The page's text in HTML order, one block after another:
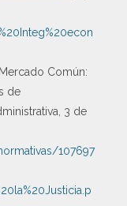
Común:
de
3 de
107697